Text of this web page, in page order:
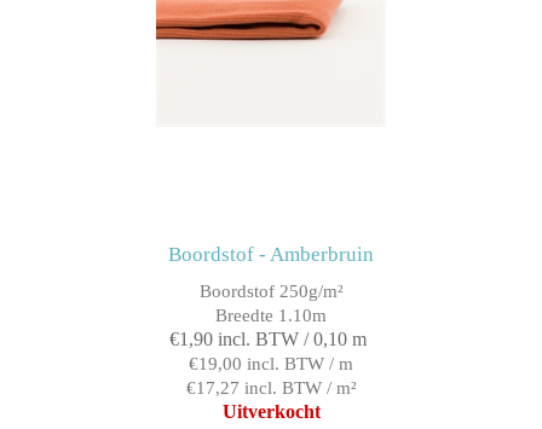
Boordstof - Amberbruin
Boordstof 250g/m²
Breedte 1.10m
€1,90 incl. BTW / 0,10 m
€19,00 incl. BTW / m
€17,27 incl. BTW / m²
Uitverkocht